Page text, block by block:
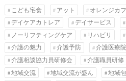
こども宅食 アット オレンジカ
デイケアカトレア
デイサービス
ノーリフティングケア
リハビリ
介護の魅力
介護予防 介護医療院
介護相談協力員研修会
介護職員研修
地域交流
地域交流が盛ん 地域